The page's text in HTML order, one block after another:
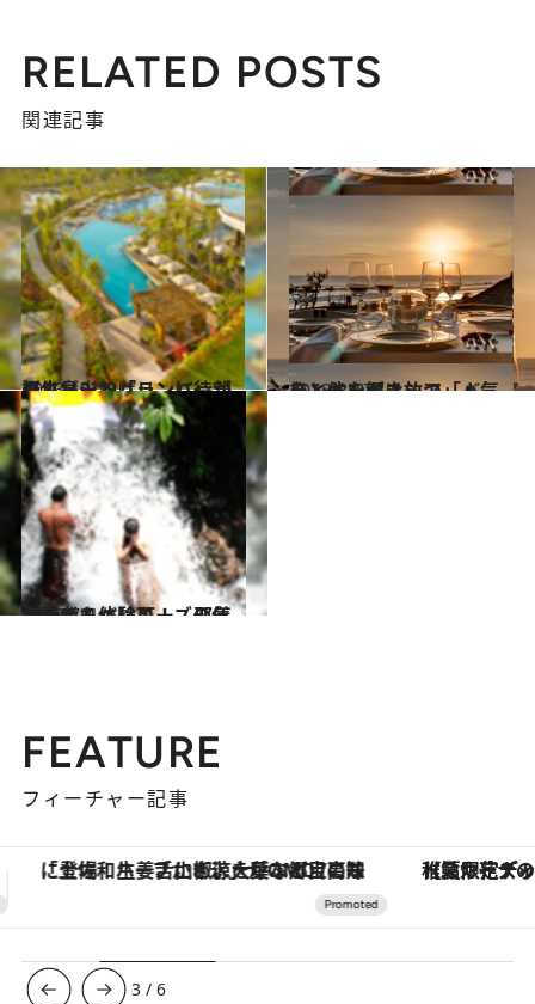
RELATED POSTS
関連記事
2013.12.19
バリ島ジンバランに待望のリゾート「リンバ」が誕生
旅＆お出かけ 2013.8.17
心と体を解き放つ「バリ・インドネシア」人気ランキング
旅＆お出かけ
2013.7.4
旅行者も体験可！ 邪気を清めるバリニーズの儀式
旅＆お出かけ
FEATURE
フィーチャー記事
【夏限定ディナーコース】旬を迎える稚鮎や花ズッキーニなどをイタリア・トスカーナの郷土料理の手法で満喫！ 【銀座で出合う最旬美容】美髪ケアや上質
3 /6